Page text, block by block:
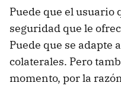
Puede que el usuario
seguridad que le
Puede que se adapte
colaterales. Pero
momento, por la